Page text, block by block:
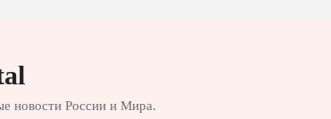
новости России и Мира.